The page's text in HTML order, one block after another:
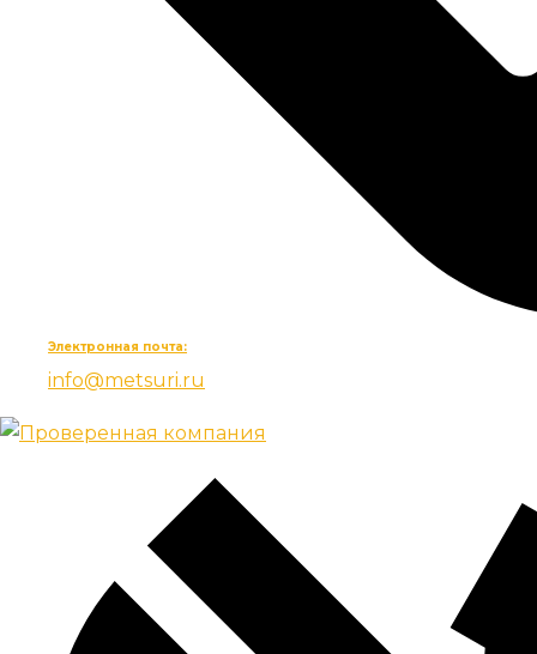
Электронная почта:
info@metsuri.ru